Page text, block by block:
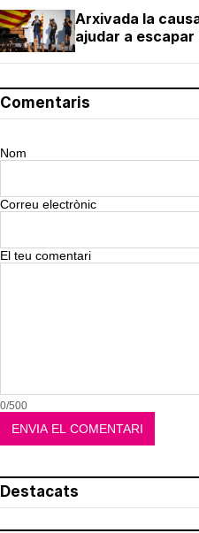
Arxivada la
ajudar a escapar
Comentaris
Nom
Correu electrònic
El teu comentari
0/500
Destacats